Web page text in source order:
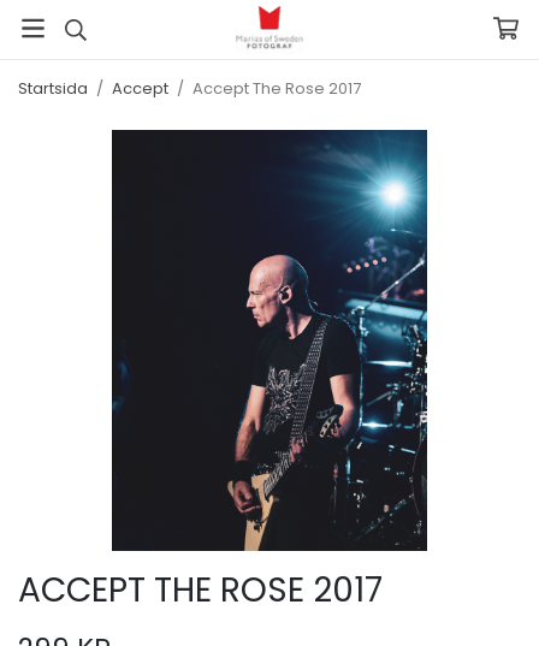
Startsida / Accept / Accept The Rose 2017
ACCEPT THE ROSE 2017